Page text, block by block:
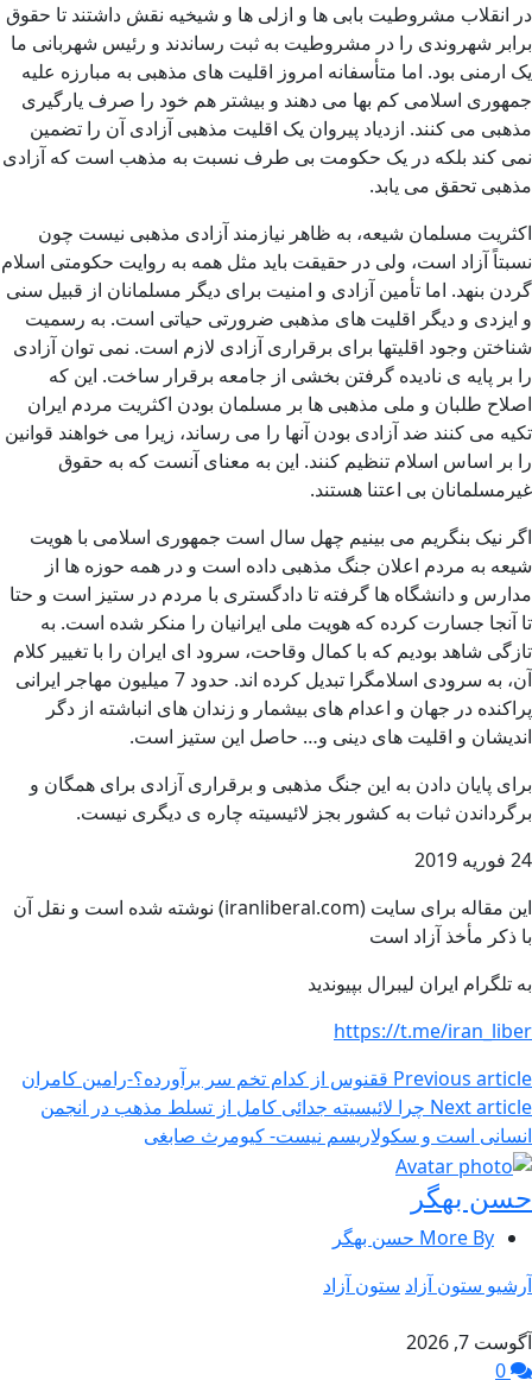
در انقلاب مشروطیت بابی ها و ازلی ها و شیخیه نقش داشتند تا حقوق
برابر شهروندی را در مشروطیت به ثبت رساندند و رئیس شهربانی ما
یک ارمنی بود. اما متأسفانه امروز اقلیت های مذهبی به مبارزه علیه
جمهوری اسلامی کم بها می دهند و بیشتر هم خود را صرف یارگیری
مذهبی می کنند. ازدیاد پیروان یک اقلیت مذهبی آزادی آن را تضمین
نمی کند بلکه در یک حکومت بی طرف نسبت به مذهب است که آزادی
مذهبی تحقق می یابد.
اکثریت مسلمان شیعه، به ظاهر نیازمند آزادی مذهبی نیست چون
نسبتاً آزاد است، ولی در حقیقت باید مثل همه به روایت حکومتی اسلام
گردن بنهد. اما تأمین آزادی و امنیت برای دیگر مسلمانان از قبیل سنی
و ایزدی و دیگر اقلیت های مذهبی ضرورتی حیاتی است. به رسمیت
شناختن وجود اقلیتها برای برقراری آزادی لازم است. نمی توان آزادی
را بر پایه ی نادیده گرفتن بخشی از جامعه برقرار ساخت. این که
اصلاح طلبان و ملی مذهبی ها بر مسلمان بودن اکثریت مردم ایران
تکیه می کنند ضد آزادی بودن آنها را می رساند، زیرا می خواهند قوانین
را بر اساس اسلام تنظیم کنند. این به معنای آنست که به حقوق
غیرمسلمانان بی اعتنا هستند.
اگر نیک بنگریم می بینیم چهل سال است جمهوری اسلامی با هویت
شیعه به مردم اعلان جنگ مذهبی داده است و در همه حوزه ها از
مدارس و دانشگاه ها گرفته تا دادگستری با مردم در ستیز است و حتا
تا آنجا جسارت کرده که هویت ملی ایرانیان را منکر شده است. به
تازگی شاهد بودیم که با کمال وقاحت، سرود ای ایران را با تغییر کلام
آن، به سرودی اسلامگرا تبدیل کرده اند. حدود 7 میلیون مهاجر ایرانی
پراکنده در جهان و اعدام های بیشمار و زندان های انباشته از دگر
اندیشان و اقلیت های دینی و… حاصل این ستیز است.
برای پایان دادن به این جنگ مذهبی و برقراری آزادی برای همگان و
برگرداندن ثبات به کشور بجز لائیسیته چاره ی دیگری نیست.
24 فوریه 2019
این مقاله برای سایت (iranliberal.com) نوشته شده است و نقل آن
با ذکر مأخذ آزاد است
به تلگرام ایران لیبرال بپیوندید
https://t.me/iran_liber
Previous article ققنوس از کدام تخم سر برآورده؟-رامین کامران
Next article چرا لائیسیته جدائی کامل از تسلط مذهب در انجمن
انسانی است و سکولاریسم نیست- کیومرث صابغی
حسن بهگر
More By حسن بهگر
آرشیو ستون آزاد ستون آزاد
آگوست 7, 2026